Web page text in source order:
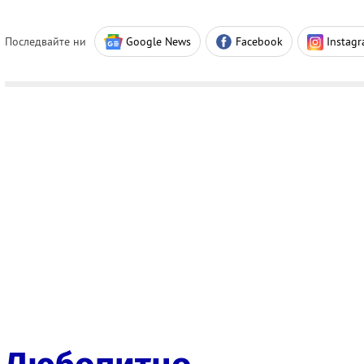
Последвайте ни Google News Facebook